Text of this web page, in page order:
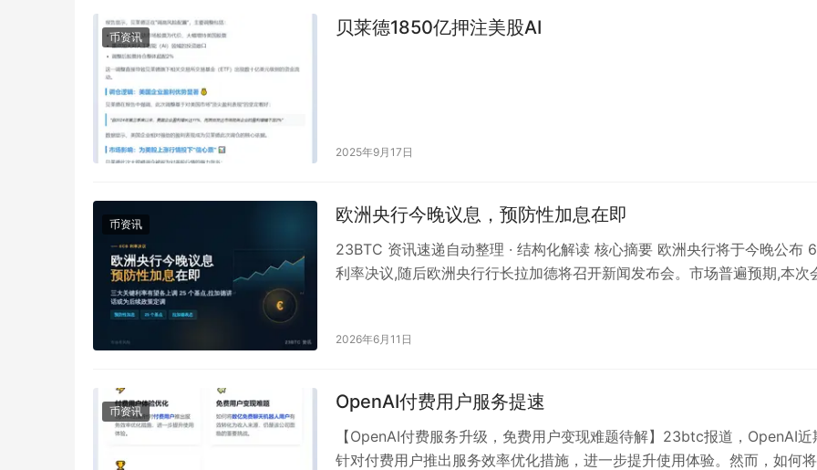
币资讯 贝莱德1850亿押注美股AI
2025年9月17日
币资讯 欧洲央行今晚议息，预防性加息在即
23BTC 资讯速递自动整理 · 结构化解读 核心摘要 欧洲央行将于今晚公布
利率决议,随后欧洲央行行长拉加德将召开新闻发布会。市场普遍预期,本次
2026年6月11日
币资讯 OpenAI付费用户服务提速
【OpenAI付费服务升级，免费用户变现难题待解】23btc报道，OpenAI近
针对付费用户推出服务效率优化措施，进一步提升使用体验。然而，如何